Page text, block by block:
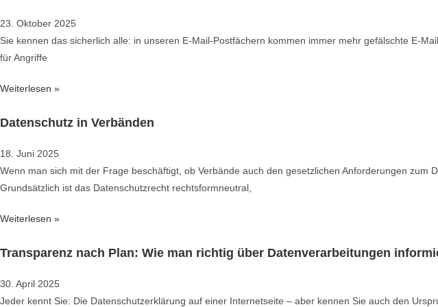
23. Oktober 2025
Sie kennen das sicherlich alle: in unseren E-Mail-Postfächern kommen immer mehr gefälschte E-
für Angriffe
Weiterlesen »
Datenschutz in Verbänden
18. Juni 2025
Wenn man sich mit der Frage beschäftigt, ob Verbände auch den gesetzlichen Anforderungen
Grundsätzlich ist das Datenschutzrecht rechtsformneutral,
Weiterlesen »
Transparenz nach Plan: Wie man richtig über Datenverarbeitungen
30. April 2025
Jeder kennt Sie: Die Datenschutzerklärung auf einer Internetseite – aber kennen Sie auch den